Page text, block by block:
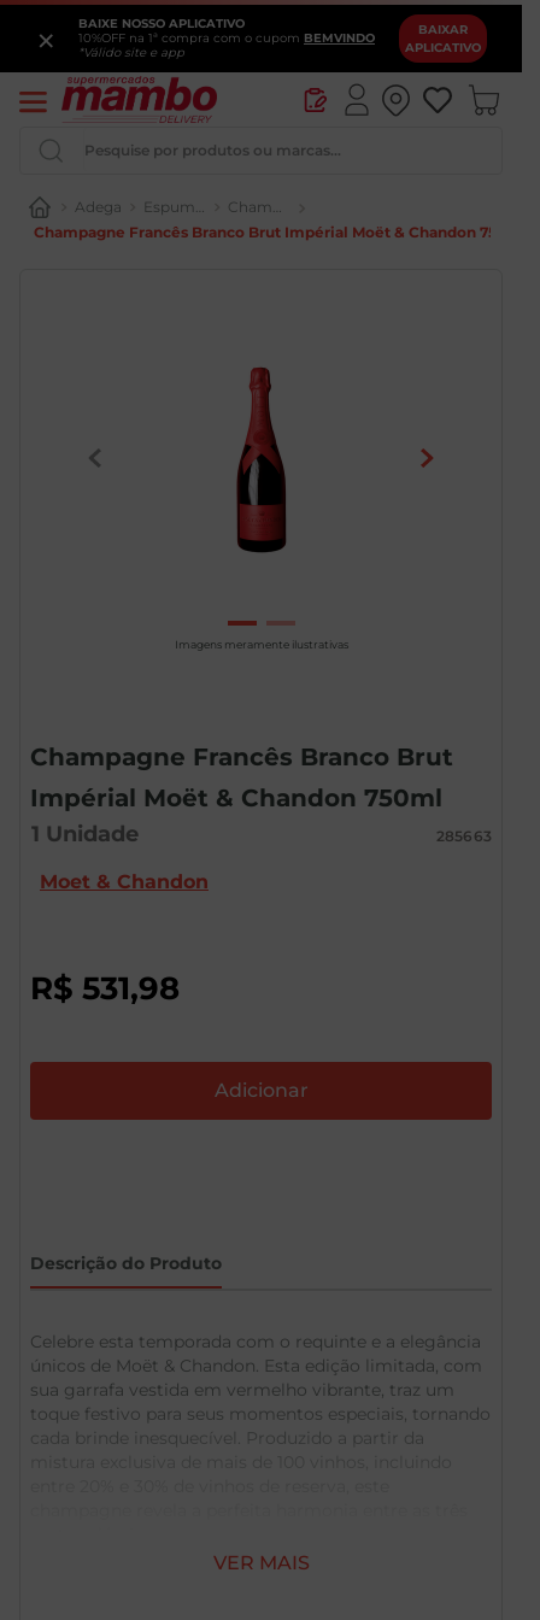
BAIXE NOSSO APLICATIVO
10%OFF na 1ª compra com o cupom BEMVINDO
*Válido site e app
BAIXAR
APLICATIVO
×
Pesquise por produtos ou marcas...
Adega Espumantes
Champagne
Champagne Francês Branco Brut Impérial Moët & Chandon 750ml
Imagens meramente ilustrativas
Champagne Francês Branco Brut
Impérial Moët & Chandon 750ml
1 Unidade 285663
Moet & Chandon
R$ 531,98
Descrição do Produto
Celebre esta temporada com o requinte e a elegância
únicos de Moët & Chandon. Esta edição limitada, com
sua garrafa vestida em vermelho vibrante, traz um
toque festivo para seus momentos especiais, tornando
cada brinde inesquecível. Produzido a partir da
VER MAIS
Iogurte